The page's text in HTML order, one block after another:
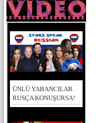
ÜNLÜ YABANCILAR
RUSÇA KONUŞURSA!